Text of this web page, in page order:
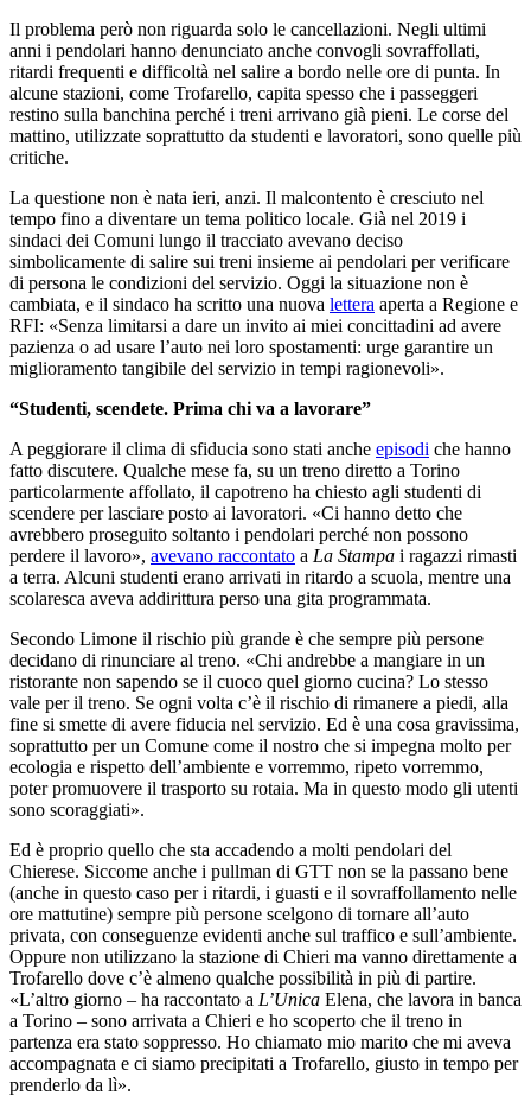
Il problema però non riguarda solo le cancellazioni. Negli ultimi
anni i pendolari hanno denunciato anche convogli sovraffollati,
ritardi frequenti e difficoltà nel salire a bordo nelle ore di punta. In
alcune stazioni, come Trofarello, capita spesso che i passeggeri
restino sulla banchina perché i treni arrivano già pieni. Le corse del
mattino, utilizzate soprattutto da studenti e lavoratori, sono quelle più
critiche.
La questione non è nata ieri, anzi. Il malcontento è cresciuto nel
tempo fino a diventare un tema politico locale. Già nel 2019 i
sindaci dei Comuni lungo il tracciato avevano deciso
simbolicamente di salire sui treni insieme ai pendolari per verificare
di persona le condizioni del servizio. Oggi la situazione non è
cambiata, e il sindaco ha scritto una nuova lettera aperta a Regione e
RFI: «Senza limitarsi a dare un invito ai miei concittadini ad avere
pazienza o ad usare l’auto nei loro spostamenti: urge garantire un
miglioramento tangibile del servizio in tempi ragionevoli».
“Studenti, scendete. Prima chi va a lavorare”
A peggiorare il clima di sfiducia sono stati anche episodi che hanno
fatto discutere. Qualche mese fa, su un treno diretto a Torino
particolarmente affollato, il capotreno ha chiesto agli studenti di
scendere per lasciare posto ai lavoratori. «Ci hanno detto che
avrebbero proseguito soltanto i pendolari perché non possono
perdere il lavoro», avevano raccontato a La Stampa i ragazzi rimasti
a terra. Alcuni studenti erano arrivati in ritardo a scuola, mentre una
scolaresca aveva addirittura perso una gita programmata.
Secondo Limone il rischio più grande è che sempre più persone
decidano di rinunciare al treno. «Chi andrebbe a mangiare in un
ristorante non sapendo se il cuoco quel giorno cucina? Lo stesso
vale per il treno. Se ogni volta c’è il rischio di rimanere a piedi, alla
fine si smette di avere fiducia nel servizio. Ed è una cosa gravissima,
soprattutto per un Comune come il nostro che si impegna molto per
ecologia e rispetto dell’ambiente e vorremmo, ripeto vorremmo,
poter promuovere il trasporto su rotaia. Ma in questo modo gli utenti
sono scoraggiati».
Ed è proprio quello che sta accadendo a molti pendolari del
Chierese. Siccome anche i pullman di GTT non se la passano bene
(anche in questo caso per i ritardi, i guasti e il sovraffollamento nelle
ore mattutine) sempre più persone scelgono di tornare all’auto
privata, con conseguenze evidenti anche sul traffico e sull’ambiente.
Oppure non utilizzano la stazione di Chieri ma vanno direttamente a
Trofarello dove c’è almeno qualche possibilità in più di partire.
«L’altro giorno – ha raccontato a L’Unica Elena, che lavora in banca
a Torino – sono arrivata a Chieri e ho scoperto che il treno in
partenza era stato soppresso. Ho chiamato mio marito che mi aveva
accompagnata e ci siamo precipitati a Trofarello, giusto in tempo per
prenderlo da lì».